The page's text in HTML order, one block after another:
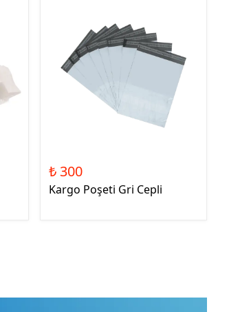
₺ 300
Kargo Poşeti Gri Cepli